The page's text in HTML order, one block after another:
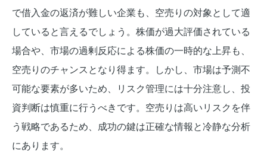
で借入金の返済が難しい企業も、空売りの対象として適
していると言えるでしょう。株価が過大評価されている
場合や、市場の過剰反応による株価の一時的な上昇も、
空売りのチャンスとなり得ます。しかし、市場は予測不
可能な要素が多いため、リスク管理には十分注意し、投
資判断は慎重に行うべきです。空売りは高いリスクを伴
う戦略であるため、成功の鍵は正確な情報と冷静な分析
にあります。